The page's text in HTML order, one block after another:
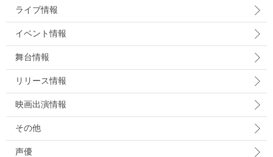
ライブ情報
イベント情報
舞台情報
リリース情報
映画出演情報
その他
声優